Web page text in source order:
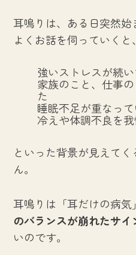
耳鳴りは、ある日突然始
よくお話を伺っていく
強いストレスが続
家族のこと、仕事
た
睡眠不足が重なっ
冷えや体調不良を
といった背景が見えて
ん。
耳鳴りは「耳だけの病
のバランスが崩れたサイ
いのです。